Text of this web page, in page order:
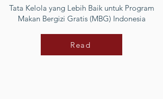
Tata Kelola yang Lebih Baik untuk Program
Makan Bergizi Gratis (MBG) Indonesia
Read